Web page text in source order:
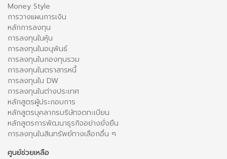
Money Style
การวางแผนการเงิน
หลักการลงทุน
การลงทุนในหุ้น
การลงทุนในอนุพันธ์
การลงทุนในกองทุนรวม
การลงทุนในตราสารหนี้
การลงทุนใน DW
การลงทุนในต่างประเทศ
หลักสูตรผู้ประกอบการ
หลักสูตรบุคลากรบริษัทจดทะเบียน
หลักสูตรการพัฒนาธุรกิจอย่างยั่งยืน
การลงทุนในสินทรัพย์ทางเลือกอื่น ๆ
ศูนย์ช่วยเหลือ